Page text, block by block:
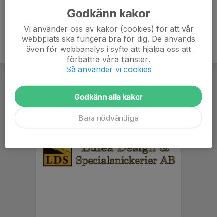
Godkänn kakor
Vi använder oss av kakor (cookies) för att vår
webbplats ska fungera bra för dig. De används
även för webbanalys i syfte att hjälpa oss att
förbättra våra tjänster.
Så använder vi cookies
Godkänn alla kakor
Bara nödvändiga